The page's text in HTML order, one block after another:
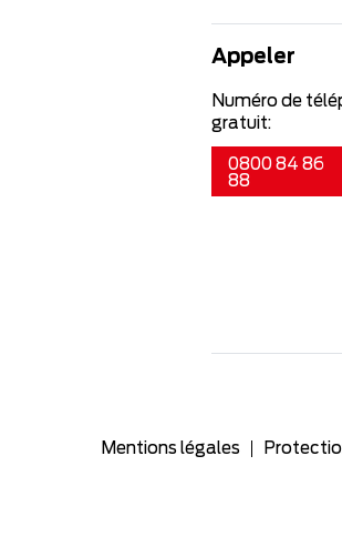
Appeler
Numéro de
gratuit:
0800 84 86
88
Mentions légales